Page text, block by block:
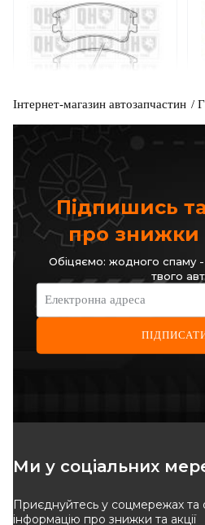
QUINTON HAZELL
грн
1 030 грн
КУПИТИ
Відправка
Mazda 6 02-08
1 518
1 367 грн
КУПИТИ
-
1
Інтернет-магазин автозапчастин
Підпишись
про
Обіцяємо: жодного спаму
твого
Електронна адреса
Ми у соціальних
Приєднуйтесь у соцмережах
інформацію про знижки та акції